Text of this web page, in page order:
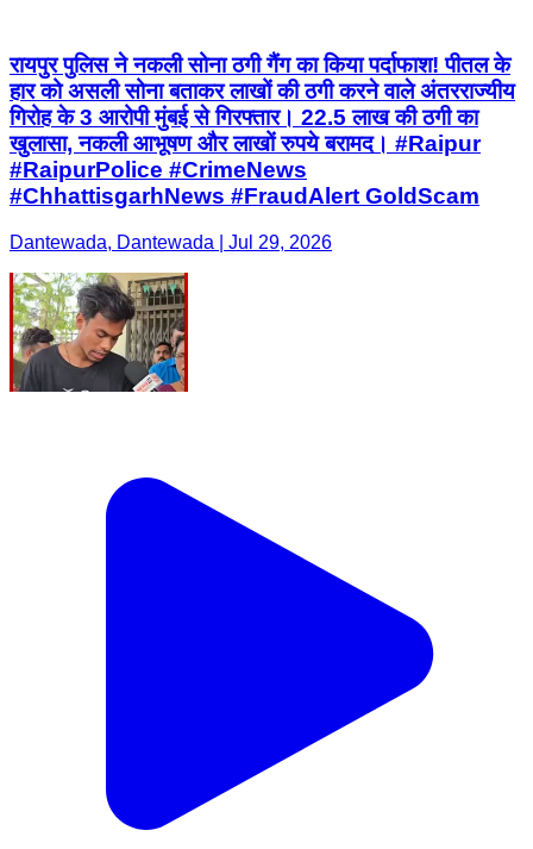
रायपुर पुलिस ने नकली सोना ठगी गैंग का किया पर्दाफाश! पीतल के
हार को असली सोना बताकर लाखों की ठगी करने वाले अंतरराज्यीय
गिरोह के 3 आरोपी मुंबई से गिरफ्तार। 22.5 लाख की ठगी का
खुलासा, नकली आभूषण और लाखों रुपये बरामद। #Raipur
#RaipurPolice #CrimeNews
#ChhattisgarhNews #FraudAlert GoldScam
Dantewada, Dantewada | Jul 29, 2026